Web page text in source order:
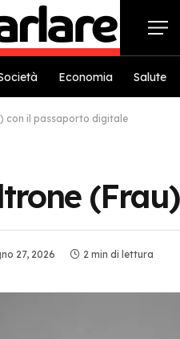
Economia Salute
con il passaporto digitale
27, 2026 2 min di lettura